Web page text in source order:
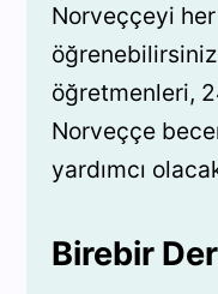
Norveççeyi
öğretmenleri,
Norveççe
yardımcı
Birebir